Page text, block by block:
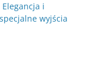
i
wyjścia